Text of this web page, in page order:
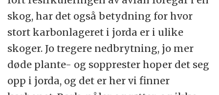
skog, har det også betydning for hvor
stort karbonlageret i jorda er i ulike
skoger. Jo tregere nedbrytning, jo mer
døde plante- og sopprester hoper det seg
opp i jorda, og det er her vi finner